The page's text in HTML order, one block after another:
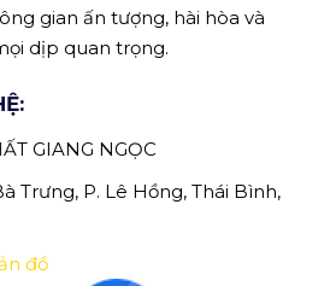
gian ấn tượng, hài hòa và
dịp quan trọng.
GIANG NGỌC
Trưng, P. Lê Hồng, Thái Bình,
đồ